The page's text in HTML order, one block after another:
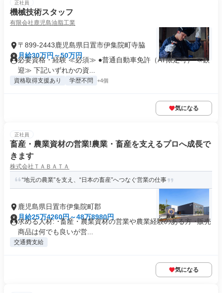
正社員
機械技術スタッフ
有限会社鹿児島油脂工業
〒899-2443鹿児島県日置市伊集院町寺脇
月給30万円～50万円
必要資格・経験 ≪必須≫ ●普通自動車免許（AT限定可） ≪歓
迎≫ 下記いずれかの資...
資格取得支援あり 学歴不問 +4個
気になる
正社員
畜産・農業資材の営業!農業・畜産を支えるプロへ成長で
きます
株式会社ＴＡＢＡＴＡ
“地元の農業”を支え、“日本の畜産”へつなぐ営業の仕事
鹿児島県日置市伊集院町郡
月給25万4260円～48万8980円
求める人材: ･畜産・農業資材の営業や農業経験のある方 ･販売
商品は何でも良いが営...
交通費支給
気になる